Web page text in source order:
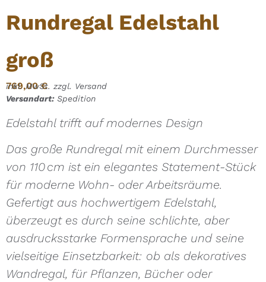
Rundregal Edelstahl
groß
769,00€
inkl. MwSt. zzgl. Versand
Versandart:Spedition
Edelstahl trifft auf modernes Design
Das große Rundregal mit einem Durchmesser
von 110 cm ist ein elegantes Statement-Stück
für moderne Wohn- oder Arbeitsräume.
Gefertigt aus hochwertigem Edelstahl,
überzeugt es durch seine schlichte, aber
ausdrucksstarke Formensprache und seine
vielseitige Einsetzbarkeit: ob als dekoratives
Wandregal, für Pflanzen, Bücher oder